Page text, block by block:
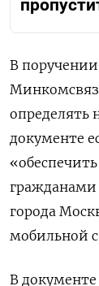
В
определять
документе
гражданами
города
мобильной
В документе